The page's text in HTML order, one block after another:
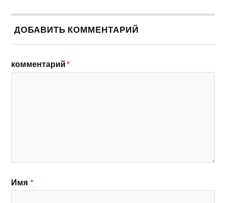
ДОБАВИТЬ КОММЕНТАРИЙ
комментарий*
Имя *